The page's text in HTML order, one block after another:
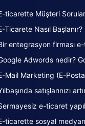
ticarette Müşteri
Ticarete Nasıl Başlanır?
entegrasyon firması
Adwords nedir?
Mail Marketing (E-Posta
satışlarınızı
e-ticaret
ticarette sosyal